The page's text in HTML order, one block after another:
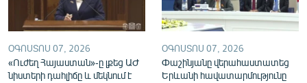
ՕԳՈՍՏՈՍ 07, 2026
«Ուժեղ Հայաստան»-ը լքեց ԱԺ
նիստերի դահլիճը և մեկնում է
ՕԳՈՍՏՈՍ 07, 2026
Փաշինյանը վերահաստատեց
Երևանի հավատարմությունը